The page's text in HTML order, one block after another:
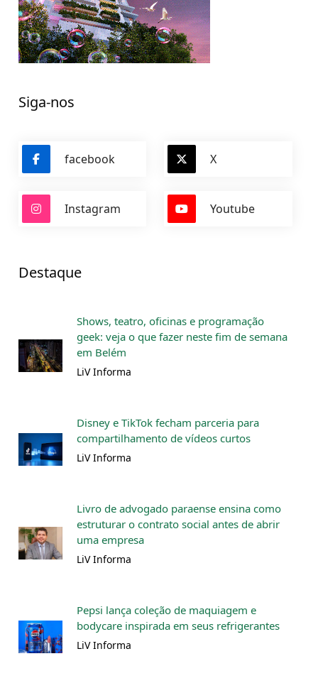
Siga-nos
facebook X
Instagram Youtube
Destaque
Shows, teatro, oficinas e programação
geek: veja o que fazer neste fim de semana
em Belém
LiV Informa
Disney e TikTok fecham parceria para
compartilhamento de vídeos curtos
LiV Informa
Livro de advogado paraense ensina como
estruturar o contrato social antes de abrir
uma empresa
LiV Informa
Pepsi lança coleção de maquiagem e
bodycare inspirada em seus refrigerantes
LiV Informa